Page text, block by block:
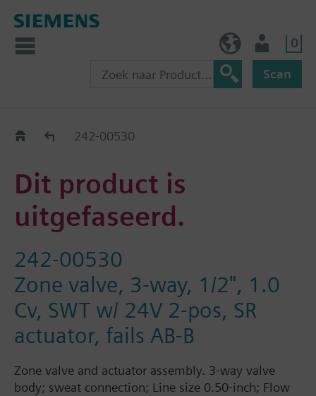
0
Scan
Old2New242-00530
Dit product is
uitgefaseerd.
242-00530
Zone valve, 3-way, 1/2", 1.0
Cv, SWT w/ 24V 2-pos, SR
actuator, fails AB-B
Zone valve and actuator assembly. 3-way valve
body; sweat connection; Line size 0.50-inch; Flow